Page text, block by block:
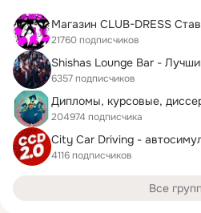
Магазин CLUB-DRESS
21760 подписчиков
Shishas Lounge Bar -
6357 подписчиков
204974 подписчика
City Car Driving -
4116 подписчиков
Все